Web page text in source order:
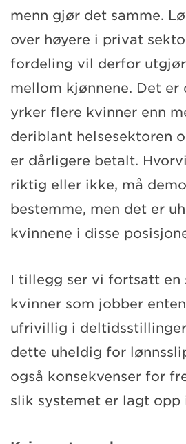
menn gjør det samme.
over høyere i privat
fordeling vil derfor
mellom kjønnene. Det er
yrker flere kvinner enn
deriblant helsesektoren
er dårligere betalt.
riktig eller ikke, må
bestemme, men det er
kvinnene i disse
I tillegg ser vi fortsatt en
kvinner som jobber
ufrivillig i
dette uheldig for
også konsekvenser for
slik systemet er lagt opp